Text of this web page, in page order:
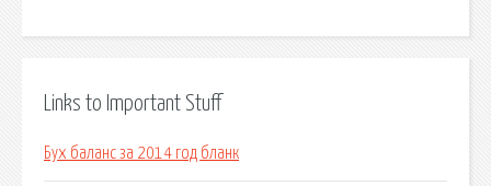
Links to Important Stuff
Бух баланс за 2014 год бланк